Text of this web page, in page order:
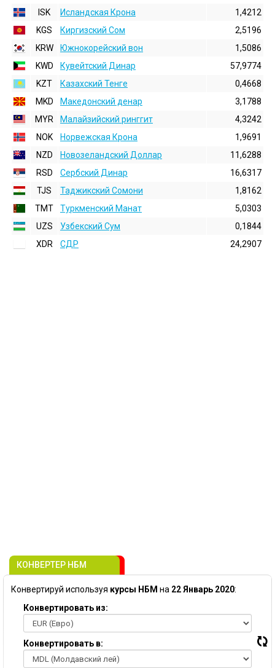
ISK
Исландская Крона
1,4212
KGS
Киргизский Сом
2,5196
KRW
Южнокорейский вон
1,5086
KWD
Кувейтский Динар
57,9774
KZT
Казахский Тенге
0,4668
MKD
Македонский денар
3,1788
MYR
Малайзийский ринггит
4,3242
NOK
Норвежская Крона
1,9691
NZD
Новозеландский Доллар
11,6288
RSD
Сербский Динар
16,6317
TJS
Таджикский Сомони
1,8162
TMT
Туркменский Манат
5,0303
UZS
Узбекский Сум
0,1844
XDR
СДР 24,2907
КОНВЕРТЕР НБМ
Конвертируй используя курсы НБМ на 22 Январь 2020:
Конвертировать из:
Конвертировать в: